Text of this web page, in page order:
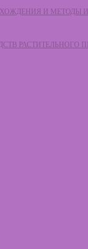
И МЕТОДЫ
РАСТИТЕЛЬНОГО